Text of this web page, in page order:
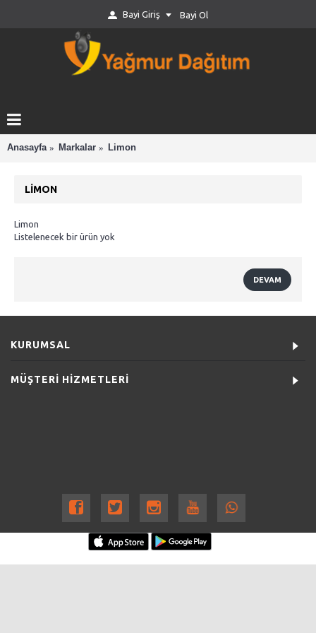
Bayi Giriş Bayi Ol
Anasayfa Markalar Limon
LIMON
Limon
Listelenecek bir ürün yok
DEVAM
KURUMSAL
MÜŞTERİ HİZMETLERİ